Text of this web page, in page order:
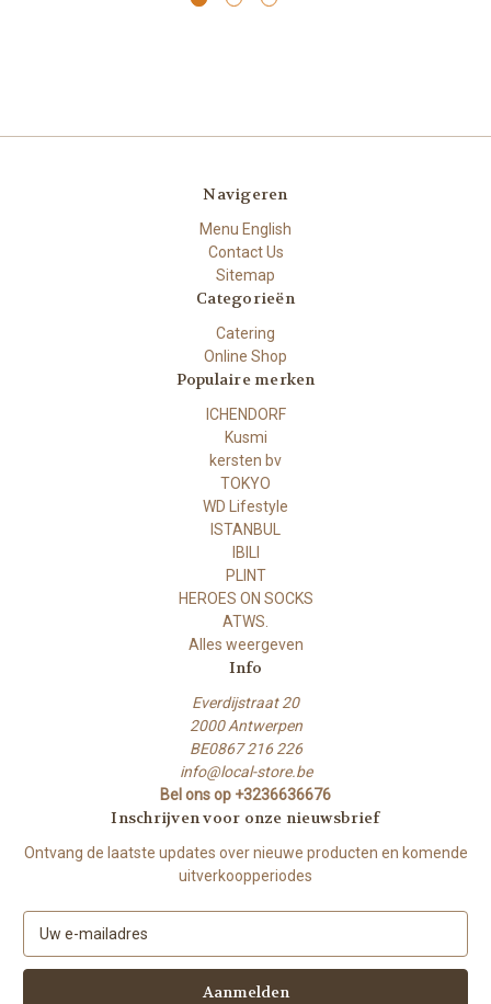
Navigeren
Menu English
Contact Us
Sitemap
Categorieën
Catering
Online Shop
Populaire merken
ICHENDORF
Kusmi
kersten bv
TOKYO
WD Lifestyle
ISTANBUL
IBILI
PLINT
HEROES ON SOCKS
ATWS.
Alles weergeven
Info
Everdijstraat 20
2000 Antwerpen
BE0867 216 226
info@local-store.be
Bel ons op +3236636676
Inschrijven voor onze nieuwsbrief
Ontvang de laatste updates over nieuwe producten en komende
uitverkoopperiodes
m